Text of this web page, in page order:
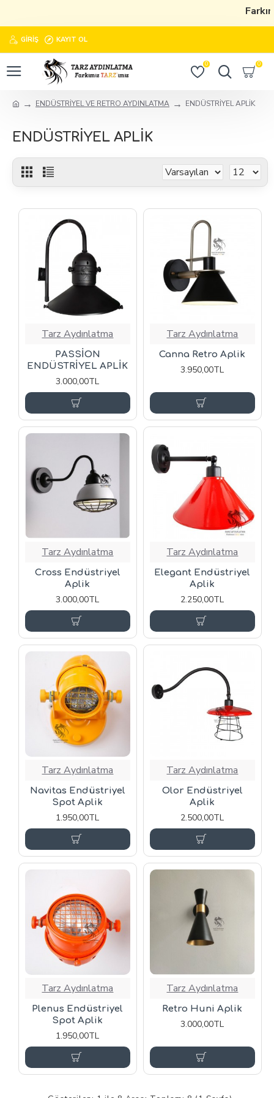
GIRIŞ KAYIT OL
0 0
ENDÜSTRİYEL VE RETRO AYDINLATMA ENDÜSTRİYEL APLİK
ENDÜSTRİYEL APLİK
Tarz Aydınlatma
PASSİON
ENDÜSTRİYEL APLİK
3.000,00TL
Tarz Aydınlatma
Canna Retro Aplik
3.950,00TL
Tarz Aydınlatma
Cross Endüstriyel
Aplik
3.000,00TL
Tarz Aydınlatma
Elegant Endüstriyel
Aplik
2.250,00TL
Tarz Aydınlatma
Navitas Endüstriyel
Spot Aplik
1.950,00TL
Tarz Aydınlatma
Olor Endüstriyel
Aplik
2.500,00TL
Tarz Aydınlatma
Plenus Endüstriyel
Spot Aplik
1.950,00TL
Tarz Aydınlatma
Retro Huni Aplik
3.000,00TL